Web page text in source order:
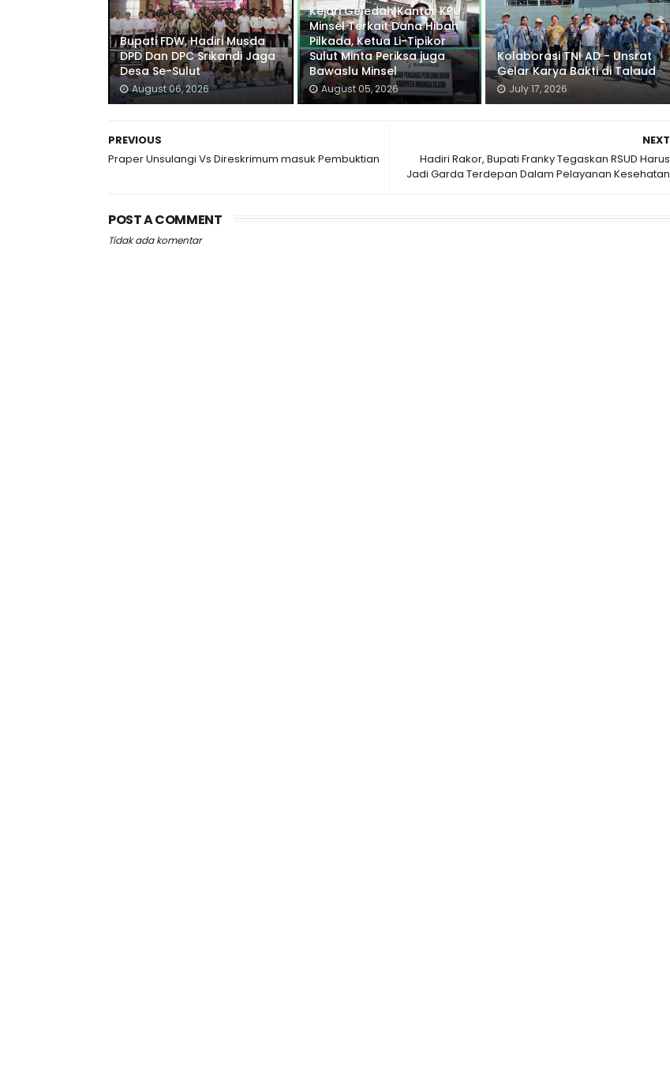
Bupati FDW, Hadiri Musda
DPD Dan DPC Srikandi Jaga
Desa Se-Sulut
August 06, 2026
Kejari Geledah Kantor KPU
Minsel Terkait Dana Hibah
Pilkada, Ketua Li-Tipikor
Sulut Minta Periksa juga
Bawaslu Minsel
August 05, 2026
Kolaborasi TNI AD - Unsrat
Gelar Karya Bakti di Talaud
July 17, 2026
NEXT
Hadiri Rakor, Bupati Franky Tegaskan RSUD Harus
Jadi Garda Terdepan Dalam Pelayanan Kesehatan
PREVIOUS
Praper Unsulangi Vs Direskrimum masuk Pembuktian
POST A COMMENT
Tidak ada komentar